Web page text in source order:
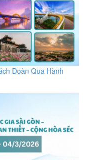
Đoàn Qua Hành